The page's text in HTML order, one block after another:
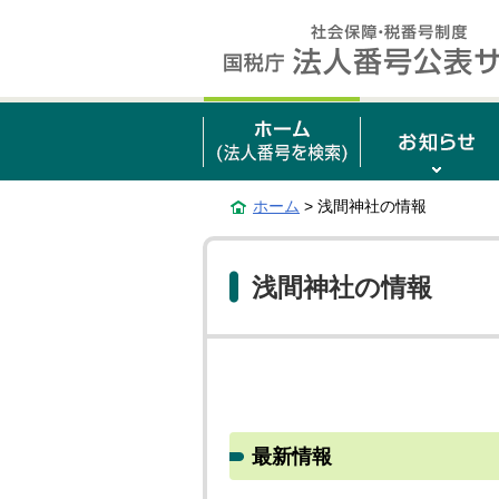
ホーム > 浅間神社の情報
浅間神社の情報
最新情報